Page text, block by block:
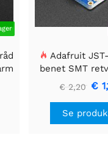
Adafruit
benet SMT
breakout
€ 2,20 €
Se